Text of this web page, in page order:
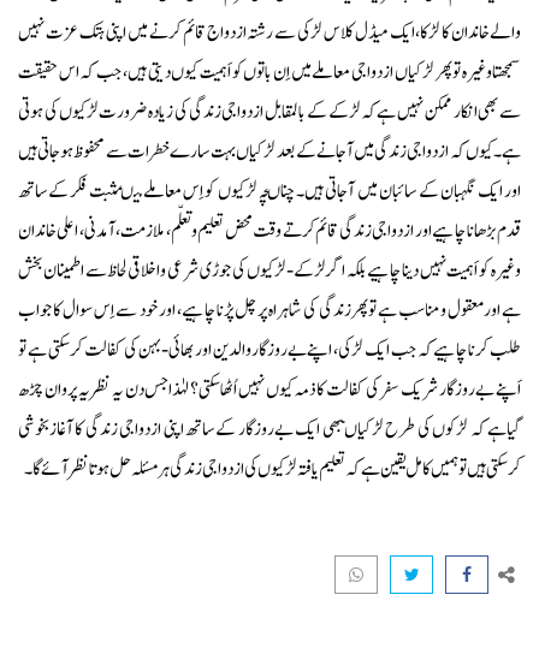
والےخاندان کا لڑکا،ایک میڈل کلاس لڑکی سے رشتہ ازدواج قائم کرنے میں اپنی ہتک عزت نہیں
سمجھتاوغیرہ تو پھر لڑکیاں ازدواجی معاملے میں اِن باتوں کو اَہمیت کیوں دیتی ہیں، جب کہ اس حقیقت
سے بھی انکار ممکن نہیں ہےکہ لڑکے کے بالمقابل ازدواجی زندگی کی زیادہ ضرورت لڑکیوں کی ہوتی
ہے۔ کیوں کہ ازدواجی زندگی میں آجانے کے بعد لڑکیاں بہت سارے خطرات سے محفوظ ہوجاتی ہیں
اور ایک نگہبان کے سائبان میں آجاتی ہیں۔چناںچہ لڑکیوں کو اِس معاملے میںمثبت فکر کےساتھ
قدم بڑھانا چاہیے اور ازدواجی زندگی قائم کرتے وقت محض تعلیم وتعلّم، ملازمت، آمدنی، اعلی خاندان
وغیرہ کو اَہمیت نہیں دینا چاہیے بلکہ اگر لڑکے-لڑکیوں کی جوڑی شرعی واخلاقی لحاظ سے اطمینان بخش
ہے اورمعقول ومناسب ہے توپھرزندگی کی شاہراہ پر چل پڑنا چاہیے، اور خود سے اِس سوال کا جواب
طلب کرنا چاہیےکہ جب ایک لڑکی، اپنے بےروزگاروالدین اور بھائی-بہن کی کفالت کرسکتی ہے تو
اَپنے بےروزگار شریک سفر کی کفالت کا ذمہ کیوں نہیں اُٹھاسکتی؟ لہٰذاجس دن یہ نظریہ پروان چڑھ
گیاہے کہ لڑکوں کی طرح لڑکیاںبھی ایک بےروزگار کےساتھ اپنی ازدواجی زندگی کا آغازبخوشی
کرسکتی ہیں تو ہمیں کامل یقین ہے کہ تعلیم یافتہ لڑکیوں کی ازدواجی زندگی ہرمسئلہ حل ہوتا نظرآئےگا ۔